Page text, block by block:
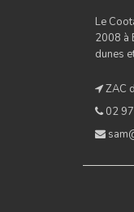
Le
2008 à
dunes
ZAC
02